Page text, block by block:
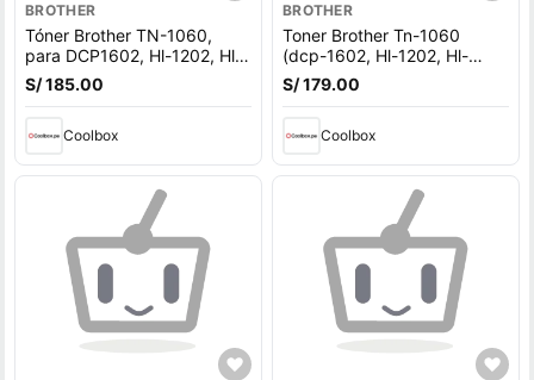
BROTHER
Tóner Brother TN-1060,
para DCP1602, Hl-1202, Hl-
1212w, 1000 páginas- negro
S/ 185.00
Coolbox
BROTHER
Toner Brother Tn-1060
(dcp-1602, Hl-1202, Hl-
1212w), 1000 páginas,
negro
S/ 179.00
Coolbox